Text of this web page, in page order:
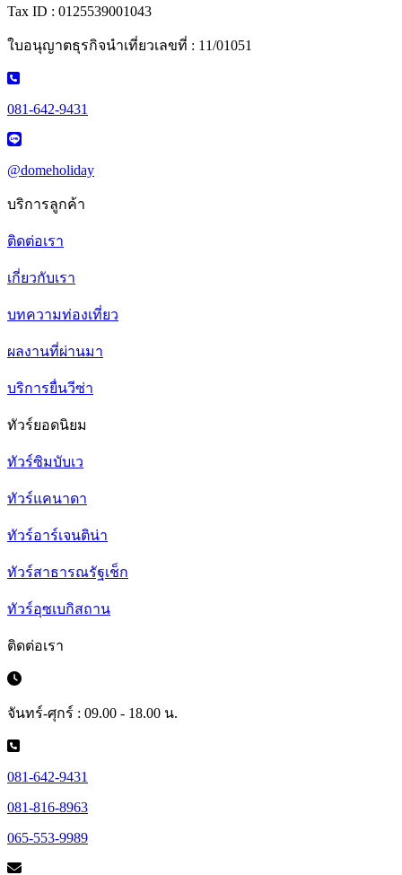
Tax ID : 0125539001043
ใบอนุญาตธุรกิจนำเที่ยวเลขที่ : 11/01051
081-642-9431
@domeholiday
บริการลูกค้า
ติดต่อเรา
เกี่ยวกับเรา
บทความท่องเที่ยว
ผลงานที่ผ่านมา
บริการยื่นวีซ่า
ทัวร์ยอดนิยม
ทัวร์ซิมบับเว
ทัวร์แคนาดา
ทัวร์อาร์เจนติน่า
ทัวร์สาธารณรัฐเช็ก
ทัวร์อุซเบกิสถาน
ติดต่อเรา
จันทร์-ศุกร์ : 09.00 - 18.00 น.
081-642-9431
081-816-8963
065-553-9989